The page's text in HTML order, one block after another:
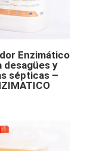
Enzimático
desagües y
sépticas –